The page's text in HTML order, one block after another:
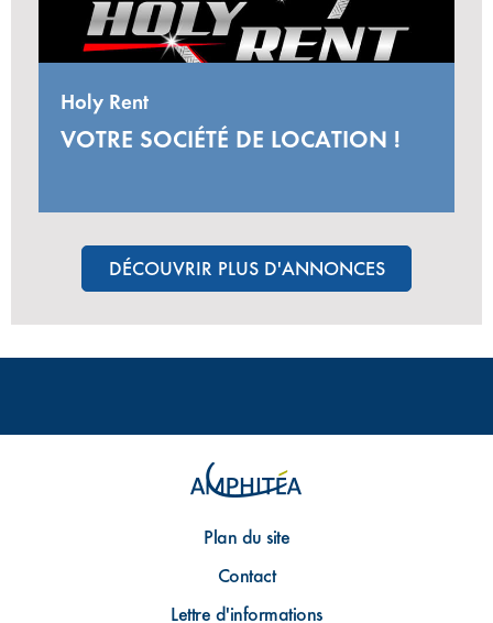
Holy Rent
VOTRE SOCIÉTÉ DE LOCATION !
DÉCOUVRIR PLUS D'ANNONCES
Plan du site
Contact
Lettre d'informations